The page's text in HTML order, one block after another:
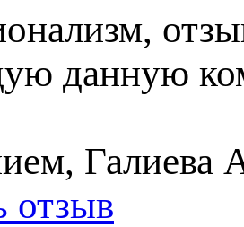
данную
Галиева
отзыв